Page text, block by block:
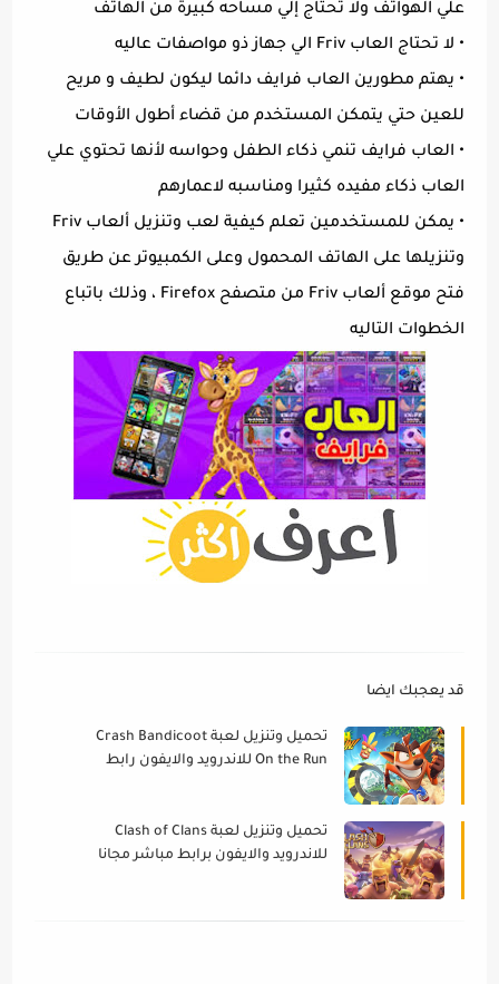
علي الهواتف ولا تحتاج إلي مساحه كبيرة من الهاتف
• لا تحتاج العاب Friv الي جهاز ذو مواصفات عاليه
• يهتم مطورين العاب فرايف دائما ليكون لطيف و مريح
للعين حتي يتمكن المستخدم من قضاء أطول الأوقات
• العاب فرايف تنمي ذكاء الطفل وحواسه لأنها تحتوي علي
العاب ذكاء مفيده كثيرا ومناسبه لاعمارهم
• يمكن للمستخدمين تعلم كيفية لعب وتنزيل ألعاب Friv
وتنزيلها على الهاتف المحمول وعلى الكمبيوتر عن طريق
فتح موقع ألعاب Friv من متصفح Firefox ، وذلك باتباع
الخطوات التاليه
قد يعجبك ايضا
تحميل وتنزيل لعبة Crash Bandicoot
On the Run للاندرويد والايفون رابط
تحميل وتنزيل لعبة Clash of Clans
للاندرويد والايفون برابط مباشر مجانا